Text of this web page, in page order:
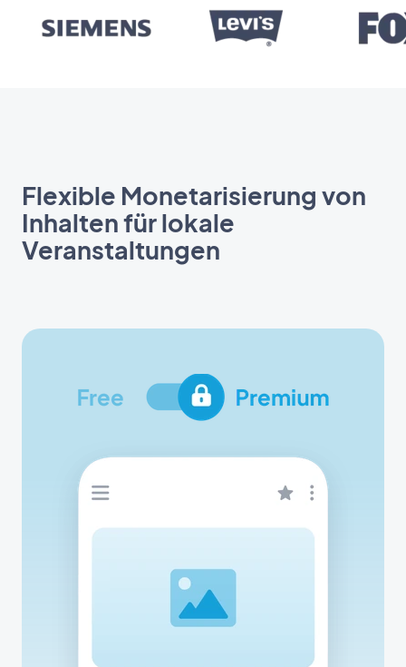
Flexible Monetarisierung von
Inhalten für lokale
Veranstaltungen